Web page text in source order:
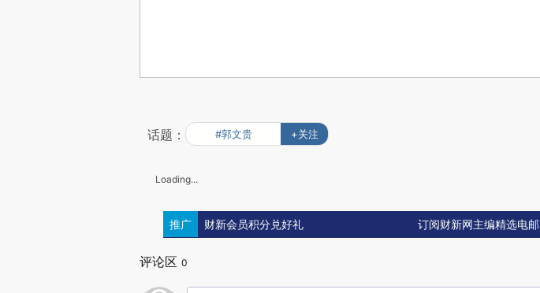
话题： #郭文贵 +关注
Loading...
推广 财新会员积分兑好礼 订阅财新网主编精选电邮
评论区 0